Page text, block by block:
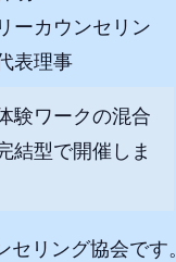
ーカウンセリン
表理事
験ワークの混合
結型で開催しま
リング協会です。